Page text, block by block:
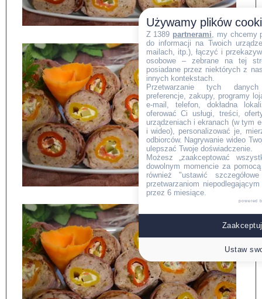
Używamy plików
Z 1389 partnerami , my chcemy
do informacji na Twoich
mailach, itp.), łączyć i
osobowe – zebrane na tej
posiadane przez niektórych z
innych kontekstach.
Przetwarzanie tych danych
preferencje, zakupy, programy
e-mail, telefon, dokładna
oferować Ci usługi, treści,
urządzeniach i ekranach (w tym
i wideo), personalizować je,
odbiorców. Nagrywanie wideo
ulepszać Twoje doświadczenie.
Możesz „zaakceptować
dowolnym momencie za
również "ustawić
przetwarzaniom
przez 6 miesiące.
powered
Ustaw